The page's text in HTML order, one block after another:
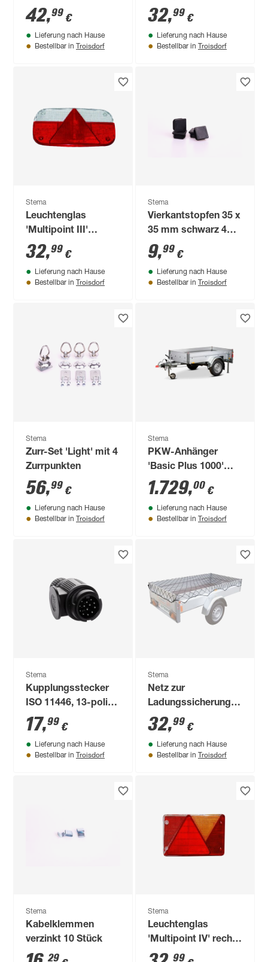
24 x 14 x 8 cm
42,99 €
Lieferung nach Hause
Bestellbar in Troisdorf
20 x 14 x 1 cm
32,99 €
Lieferung nach Hause
Bestellbar in Troisdorf
Stema
Leuchtenglas
'Multipoint III'
rechts/links 24 x 14
x 1,5 cm
32,99 €
Lieferung nach Hause
Bestellbar in Troisdorf
Stema
Vierkantstopfen 35 x
35 mm schwarz 4
Stück
9,99 €
Lieferung nach Hause
Bestellbar in Troisdorf
Stema
Zurr-Set 'Light' mit 4
Zurrpunkten
56,99 €
Lieferung nach Hause
Bestellbar in Troisdorf
Stema
PKW-Anhänger
'Basic Plus 1000'
gebremst 1000 kg
mit Abstellstützen
1.729,00 €
Lieferung nach Hause
Bestellbar in Troisdorf
Stema
Kupplungsstecker
ISO 11446, 13-polig
mit
Schraubkontakten
17,99 €
Lieferung nach Hause
Bestellbar in Troisdorf
Stema
Netz zur
Ladungssicherung
bis 2,10 m
Kastenlänge 210 x
130 cm
32,99 €
Lieferung nach Hause
Bestellbar in Troisdorf
Stema
Kabelklemmen
verzinkt 10 Stück
29
Stema
Leuchtenglas
'Multipoint IV' rechts
20 x 14 x 1 cm
99